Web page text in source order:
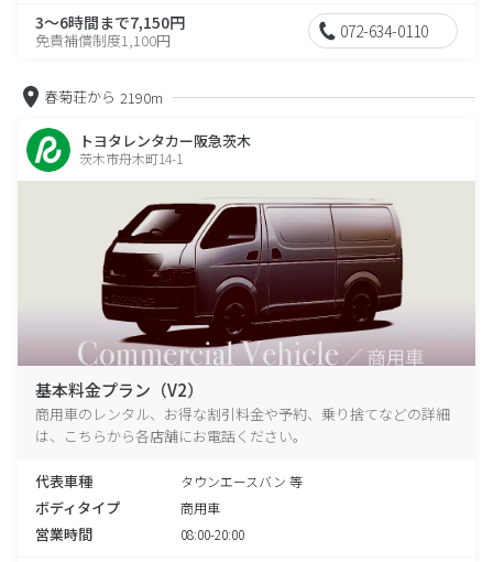
3～6時間まで7,150円
免責補償制度1,100円 072-634-0110
春菊荘から 2190m
トヨタレンタカー阪急茨木
茨木市舟木町14-1
基本料金プラン（V2）
商用車のレンタル、お得な割引料金や予約、乗り捨てなどの詳細
は、こちらから各店舗にお電話ください。
代表車種 タウンエースバン 等
ボディタイプ 商用車
営業時間 08:00-20:00